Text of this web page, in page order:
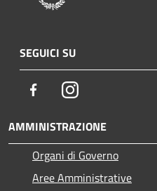
SEGUICI SU
FacebookInstagram
AMMINISTRAZIONE
Organi di Governo
Aree Amministrative